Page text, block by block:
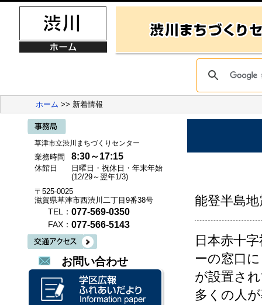
ホーム >> 新着情報
草津市立渋川まちづくりセンター
業務時間 8:30～17:15
休館日
日曜日・祝休日・年末年始
(12/29～翌年1/3)
〒525-0025
滋賀県草津市西渋川二丁目9番38号
TEL： 077-569-0350
FAX： 077-566-5143
お問い合わせ
能登半島
日本赤十
ーの窓口
が設置さ
多くの人